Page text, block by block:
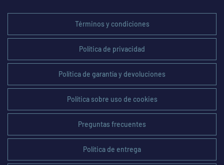
Términos y condiciones
Política de privacidad
Política de garantía y devoluciones
Política sobre uso de cookies
Preguntas frecuentes
Política de entrega